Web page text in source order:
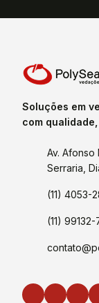
Soluções em
com
Av. Afonso
Serraria,
(11) 4053-
(11)